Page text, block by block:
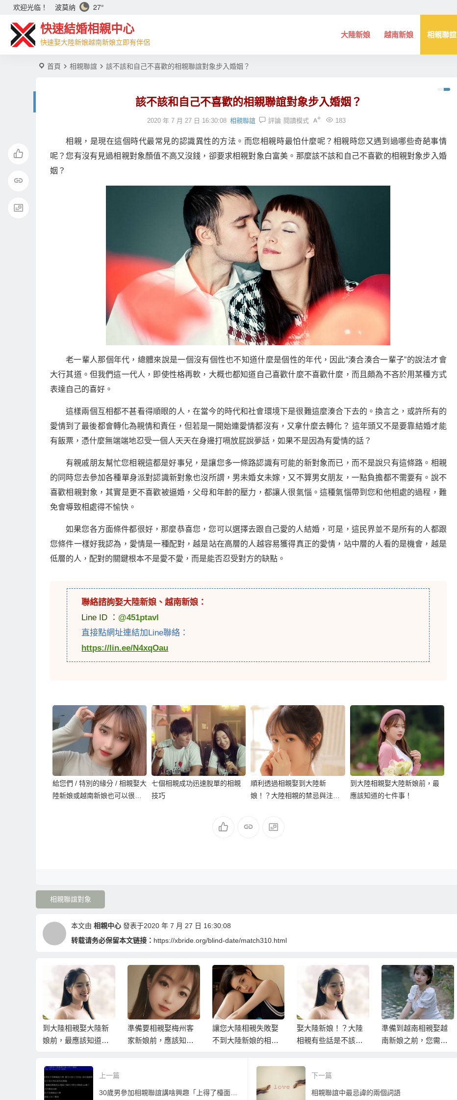
欢迎光临！ 波莫纳 27°
快速結婚相親中心
快速娶大陸新娘越南新娘立即有伴侶
大陸新娘 越南新娘 相親聯誼
首頁 相親聯誼 該不該和自己不喜歡的相親聯誼對象步入婚姻？
該不該和自己不喜歡的相親聯誼對象步入婚姻？
2020 年 7 月 27 日 16:30:08 相親聯誼 評論 183
閱讀模式
相親，是現在這個時代最常見的認識異性的方法。而您相親時最怕什麼呢？相親時您又遇到過哪些奇葩事情
呢？您有沒有見過相親對象顏值不高又沒錢，卻要求相親對象白富美。那麼該不該和自己不喜歡的相親對象步入婚
姻？
老一輩人那個年代，總體來說是一個沒有個性也不知道什麼是個性的年代，因此“湊合湊合一輩子”的說法才會
大行其道。但我們這一代人，即使性格再軟，大概也都知道自己喜歡什麼不喜歡什麼，而且頗為不吝於用某種方式
表達自己的喜好。
這樣兩個互相都不甚看得順眼的人，在當今的時代和社會環境下是很難這麼湊合下去的。換言之，或許所有的
愛情到了最後都會轉化為親情和責任，但若是一開始連愛情都沒有，又拿什麼去轉化？ 這年頭又不是要靠結婚才能
有飯票，憑什麼無端端地忍受一個人天天在身邊打嗝放屁說夢話，如果不是因為有愛情的話？
有親戚朋友幫忙您相親這都是好事兒，是讓您多一條路認識有可能的新對象而已，而不是說只有這條路。相親
的同時您去參加各種單身派對認識新對象也沒所謂，男未婚女未嫁，又不算男女朋友，一點負擔都不需要有。說不
喜歡相親對象，其實是更不喜歡被逼婚，父母和年齡的壓力，都讓人很氣惱。這種氣惱帶到您和他相處的過程，難
免會導致相處得不愉快。
如果您各方面條件都很好，那麼恭喜您，您可以選擇去跟自己愛的人結婚，可是，這民界並不是所有的人都跟
您條件一樣好我認為，愛情是一種配對，越是站在高層的人越容易獲得真正的愛情，站中層的人看的是機會，越是
低層的人，配對的關鍵根本不是愛不愛，而是能否忍受對方的缺點。
聯絡諮詢娶大陸新娘 、越南新娘 ：
Line ID ： @451ptavl
直接點網址連結加Line聯絡：
https://lin.ee/N4xqOau
給您們 / 特別的緣分 / 相親娶大
陸新娘或越南新娘也可以很
七個相親成功迅速脫單的相親
技巧
順利透過相親娶到大陸新
娘！？大陸相親的禁忌與注意
到大陸相親娶大陸新娘前，最
應該知道的七件事！
相親聯誼對象
本文由 相親中心 發表于2020 年 7 月 27 日 16:30:08
转载请务必保留本文链接： https://xbride.org/blind-date/match310.html
到大陸相親娶大陸新
娘前，最應該知道的
準備要相親娶梅州客
家新娘前，應該知道
讓您大陸相親失敗娶
不到大陸新娘的相親
娶大陸新娘！？大陸
相親有些話是不該問
準備到越南相親娶越
南新娘之前，您需要
上一篇
30歲男參加相親聯誼講啥興趣「上得了檯面」？
下一篇
相親聯誼中最忌諱的兩個詞語